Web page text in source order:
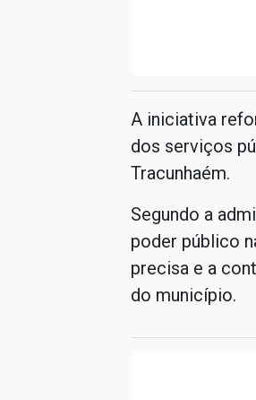
A iniciativa
dos serviços
Tracunhaém.
Segundo a
poder público
precisa e a
do município.